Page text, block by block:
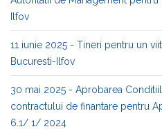
Ilfov
11 iunie 2025 - Tineri pentru un
Bucuresti-Ilfov
30 mai 2025 - Aprobarea
contractului de finantare pentru
6.1/ 1/ 2024